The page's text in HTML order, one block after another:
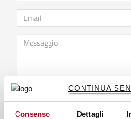
CONTINUA
Consenso Dettagli